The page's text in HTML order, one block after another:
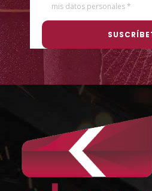
mis datos personales *